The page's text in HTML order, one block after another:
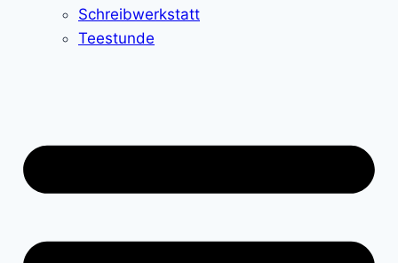
Schreibwerkstatt
Teestunde